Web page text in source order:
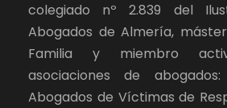
colegiado nº 2.839 del
Abogados de Almería,
Familia y miembro
asociaciones de
Abogados de Víctimas de